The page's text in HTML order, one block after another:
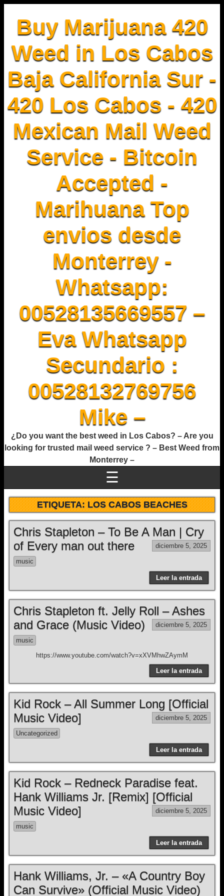
Buy Marijuana 420
Weed in Los Cabos
Baja California Sur -
420 Los Cabos - 420
Mexican Mail Weed
Service - Bitcoin
Accepted -
Marihuana Top
envios desde
Monterrey -
Whatsapp:
00528135669557 –
Eva Whatsapp
Secundario :
00528132769756
Mike –
¿Do you want the best weed in Los Cabos? – Are you
looking for trusted mail weed service ? – Best Weed from
Monterrey –
☰
ETIQUETA:LOS CABOS BEACHES
Chris Stapleton – To Be A Man | Cry
of Every man out there
diciembre 5, 2025
music
Leer la entrada
Chris Stapleton ft. Jelly Roll – Ashes
and Grace (Music Video)
diciembre 5, 2025
music
https://www.youtube.com/watch?v=xXVMhwZAymM
Leer la entrada
Kid Rock – All Summer Long [Official
Music Video]
diciembre 5, 2025
Uncategorized
Leer la entrada
Kid Rock – Redneck Paradise feat.
Hank Williams Jr. [Remix] [Official
Music Video]
diciembre 5, 2025
music
Leer la entrada
Hank Williams, Jr. – «A Country Boy
Can Survive» (Official Music Video)